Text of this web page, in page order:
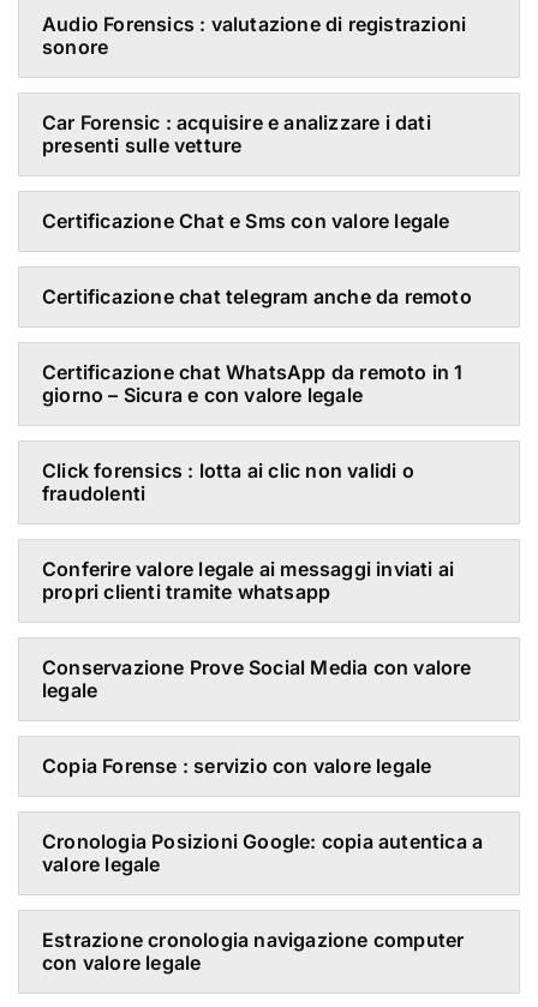
Audio Forensics : valutazione di registrazioni
sonore
Car Forensic : acquisire e analizzare i dati
presenti sulle vetture
Certificazione Chat e Sms con valore legale
Certificazione chat telegram anche da remoto
Certificazione chat WhatsApp da remoto in 1
giorno – Sicura e con valore legale
Click forensics : lotta ai clic non validi o
fraudolenti
Conferire valore legale ai messaggi inviati ai
propri clienti tramite whatsapp
Conservazione Prove Social Media con valore
legale
Copia Forense : servizio con valore legale
Cronologia Posizioni Google: copia autentica a
valore legale
Estrazione cronologia navigazione computer
con valore legale